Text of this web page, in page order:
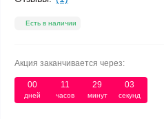
Есть в наличии
Акция заканчивается через:
00
дней
11
часов
29
минут
03
секунд